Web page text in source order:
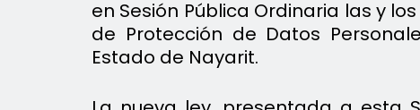
en Sesión Pública Ordinaria las y
de Protección de Datos
Estado de Nayarit.